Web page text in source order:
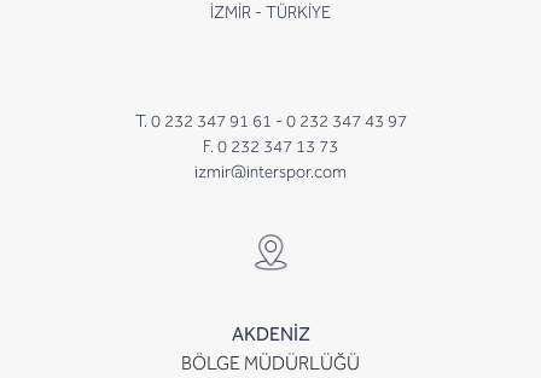
İZMİR - TÜRKİYE
T. 0 232 347 91 61 - 0 232 347 43 97
F. 0 232 347 13 73
izmir@interspor.com
AKDENİZ
BÖLGE MÜDÜRLÜĞÜ